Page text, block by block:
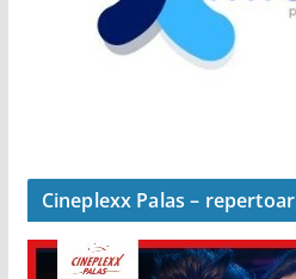
Cineplexx Palas – repertoar